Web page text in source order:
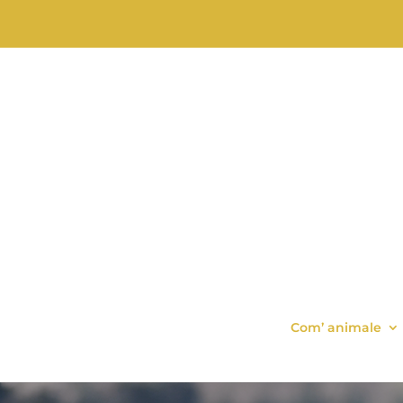
Com’ animale